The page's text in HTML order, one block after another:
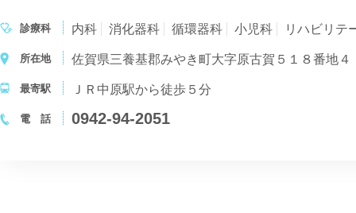
診療科 内科 消化器科 循環器科 小児科 リハビリテ
所在地 佐賀県三養基郡みやき町大字原古賀５１８番地４
最寄駅 ＪＲ中原駅から徒歩５分
電 話 0942-94-2051